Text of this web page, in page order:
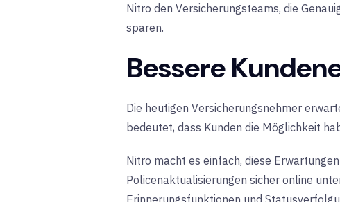
Nitro den Versicherungsteams, die
sparen.
Bessere
Die heutigen Versicherungsnehmer
bedeutet, dass Kunden die Möglichkeit
Nitro macht es einfach, diese
Policenaktualisierungen sicher online
Erinnerungsfunktionen und